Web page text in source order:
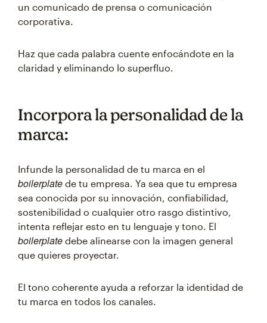
un comunicado de prensa o comunicación
corporativa.
Haz que cada palabra cuente enfocándote en la
claridad y eliminando lo superfluo.
Incorpora la personalidad de la
marca:
Infunde la personalidad de tu marca en el
boilerplate de tu empresa. Ya sea que tu empresa
sea conocida por su innovación, confiabilidad,
sostenibilidad o cualquier otro rasgo distintivo,
intenta reflejar esto en tu lenguaje y tono. El
boilerplate debe alinearse con la imagen general
que quieres proyectar.
El tono coherente ayuda a reforzar la identidad de
tu marca en todos los canales.